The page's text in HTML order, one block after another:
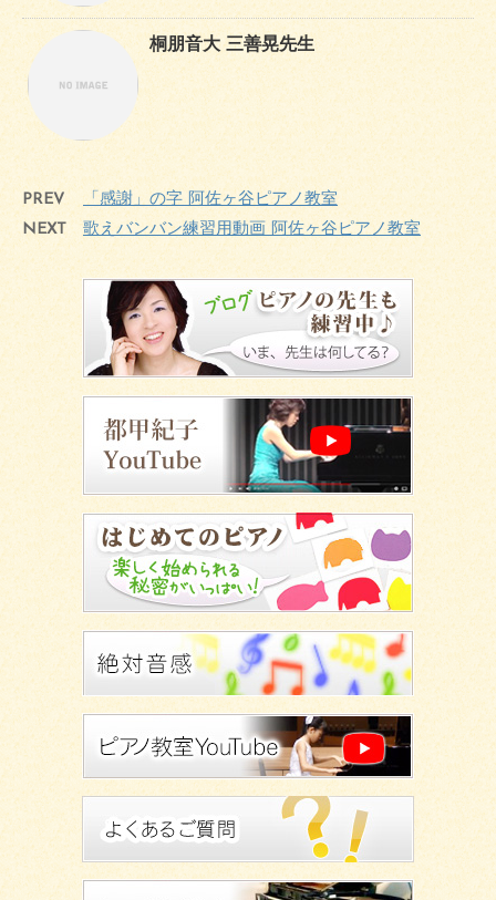
桐朋音大 三善晃先生
PREV
「感謝」の字 阿佐ヶ谷ピアノ教室
NEXT
歌えバンバン練習用動画 阿佐ヶ谷ピアノ教室